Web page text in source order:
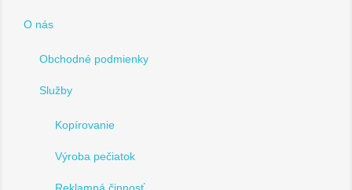
O nás
Obchodné podmienky
Služby
Kopírovanie
Výroba pečiatok